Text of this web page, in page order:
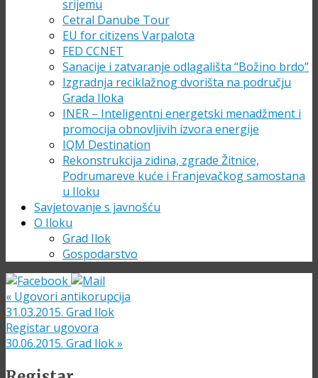
srijemu
Cetral Danube Tour
EU for citizens Varpalota
FED CCNET
Sanacije i zatvaranje odlagališta “Božino brdo”
Izgradnja reciklažnog dvorišta na području
Grada Iloka
INER – Inteligentni energetski menadžment i
promocija obnovljivih izvora energije
IQM Destination
Rekonstrukcija zidina, zgrade Žitnice,
Podrumareve kuće i Franjevačkog samostana
u Iloku
Savjetovanje s javnošću
O Iloku
Grad Ilok
Gospodarstvo
« Ugovori antikorupcija
31.03.2015. Grad Ilok
Registar ugovora
30.06.2015. Grad Ilok»